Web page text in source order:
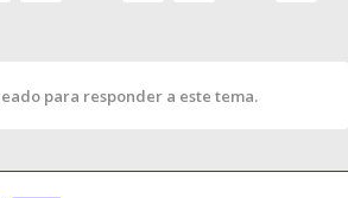
para responder a este tema.